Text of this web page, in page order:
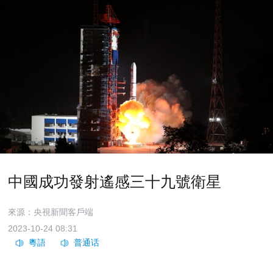
中國成功發射遙感三十九號衛星
來源：央視新聞客戶端
2023-10-24 08:31